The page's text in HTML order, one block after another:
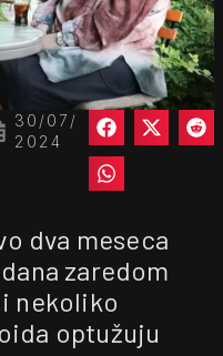
30/07/
2024
dva meseca
zaredom
nekoliko
optužuju